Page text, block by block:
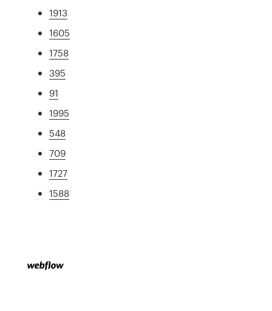
1913
1605
1758
395
91
1995
548
709
1727
1588